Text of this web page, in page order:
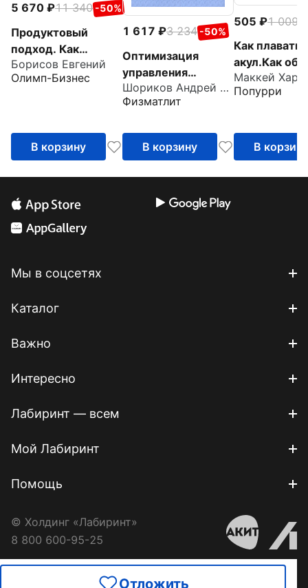
Отложить
5 670 11 340 -50%
Продуктовый
подход. Как
создавать
продукты, которые
Борисов Евгений
Олимп-Бизнес
В корзину
1 617 3 234 -50%
Оптимизация
управления
производственным
и системами.
модели, методы и
алгоритмы
Шориков Андрей Федорович
Физматлит
В корзину
505 1 009
Как плавать
акул.Как
конкурентов
торговле,
ведении
переговоров
Маккей
Попурри
В корзину
Мы в соцсетях
Каталог
Важно
Интересно
Лабиринт — всем
Мой Лабиринт
Помощь
© Холдинг «Лабиринт»
8 800 600-95-25